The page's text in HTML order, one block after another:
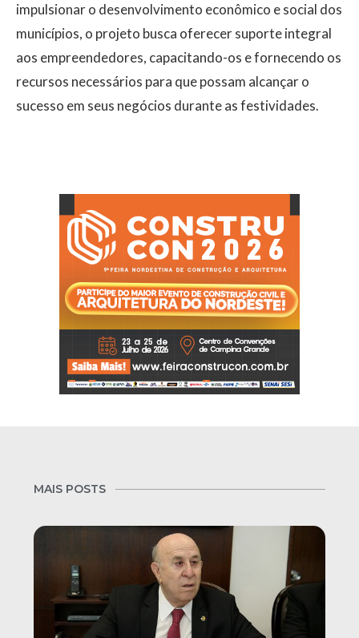
impulsionar o desenvolvimento econômico e social dos
municípios, o projeto busca oferecer suporte integral
aos empreendedores, capacitando-os e fornecendo os
recursos necessários para que possam alcançar o
sucesso em seus negócios durante as festividades.
MAIS POSTS